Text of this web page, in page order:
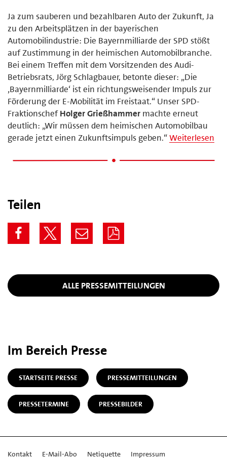
Ja zum sauberen und bezahlbaren Auto der Zukunft, Ja
zu den Arbeitsplätzen in der bayerischen
Automobilindustrie: Die Bayernmilliarde der SPD stößt
auf Zustimmung in der heimischen Automobilbranche.
Bei einem Treffen mit dem Vorsitzenden des Audi-
Betriebsrats, Jörg Schlagbauer, betonte dieser: „Die
‚Bayernmilliarde‘ ist ein richtungsweisender Impuls zur
Förderung der E-Mobilität im Freistaat.“ Unser SPD-
FraktionschefHolger Grießhammer machte erneut
deutlich: „Wir müssen dem heimischen Automobilbau
gerade jetzt einen Zukunftsimpuls geben.“Weiterlesen
Teilen
ALLE PRESSEMITTEILUNGEN
Im Bereich Presse
STARTSEITE PRESSE PRESSEMITTEILUNGEN
PRESSETERMINE PRESSEBILDER
Kontakt E-Mail-Abo Netiquette Impressum